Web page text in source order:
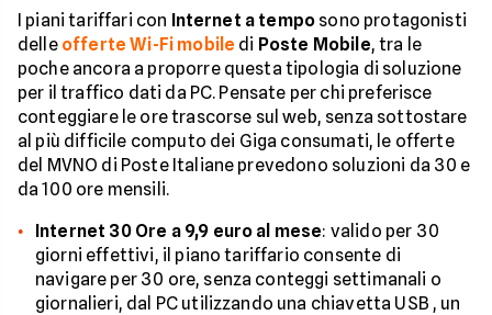
I piani tariffari con Internet a tempo sono protagonisti
delle offerte Wi-Fi mobile di Poste Mobile, tra le
poche ancora a proporre questa tipologia di soluzione
per il traffico dati da PC. Pensate per chi preferisce
conteggiare le ore trascorse sul web, senza sottostare
al più difficile computo dei Giga consumati, le offerte
del MVNO di Poste Italiane prevedono soluzioni da 30 e
da 100 ore mensili.
Internet 30 Ore a 9,9 euro al mese: valido per 30
giorni effettivi, il piano tariffario consente di
navigare per 30 ore, senza conteggi settimanali o
giornalieri, dal PC utilizzando una chiavetta USB , un